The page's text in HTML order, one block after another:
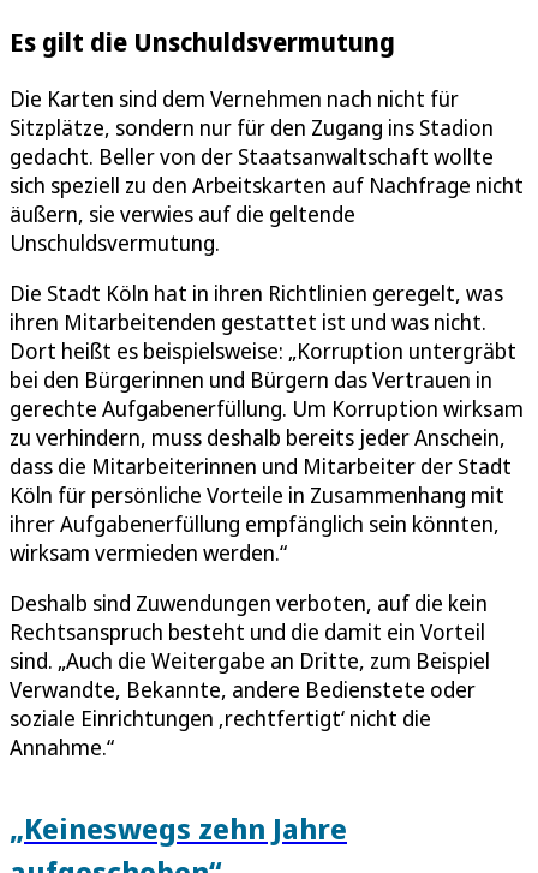
Es gilt die Unschuldsvermutung
Die Karten sind dem Vernehmen nach nicht für
Sitzplätze, sondern nur für den Zugang ins Stadion
gedacht. Beller von der Staatsanwaltschaft wollte
sich speziell zu den Arbeitskarten auf Nachfrage nicht
äußern, sie verwies auf die geltende
Unschuldsvermutung.
Die Stadt Köln hat in ihren Richtlinien geregelt, was
ihren Mitarbeitenden gestattet ist und was nicht.
Dort heißt es beispielsweise: „Korruption untergräbt
bei den Bürgerinnen und Bürgern das Vertrauen in
gerechte Aufgabenerfüllung. Um Korruption wirksam
zu verhindern, muss deshalb bereits jeder Anschein,
dass die Mitarbeiterinnen und Mitarbeiter der Stadt
Köln für persönliche Vorteile in Zusammenhang mit
ihrer Aufgabenerfüllung empfänglich sein könnten,
wirksam vermieden werden.“
Deshalb sind Zuwendungen verboten, auf die kein
Rechtsanspruch besteht und die damit ein Vorteil
sind. „Auch die Weitergabe an Dritte, zum Beispiel
Verwandte, Bekannte, andere Bedienstete oder
soziale Einrichtungen ‚rechtfertigt‘ nicht die
Annahme.“
„Keineswegs zehn Jahre